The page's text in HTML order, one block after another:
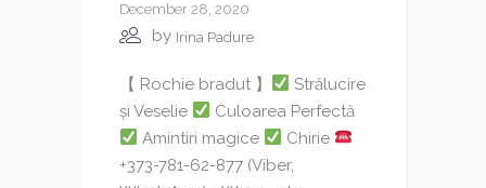
December 28, 2020
by Irina Padure
【 Rochie bradut 】
Strălucire
și Veselie
Culoarea Perfectă
Amintiri magice
Chirie
+373-781-62-877 (Viber,